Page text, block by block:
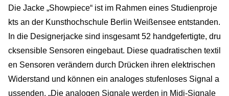
Die Jacke „Showpiece“ ist im Rahmen eines Studienproje
kts an der Kunsthochschule Berlin Weißensee entstanden.
In die Designerjacke sind insgesamt 52 handgefertigte, dru
cksensible Sensoren eingebaut. Diese quadratischen textil
en Sensoren verändern durch Drücken ihren elektrischen
Widerstand und können ein analoges stufenloses Signal a
ussenden. „Die analogen Signale werden in Midi-Signale